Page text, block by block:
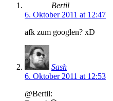
Bertil
6. Oktober 2011 at 12:47
afk zum googlen? xD
Sash
6. Oktober 2011 at 12:53
@Bertil: